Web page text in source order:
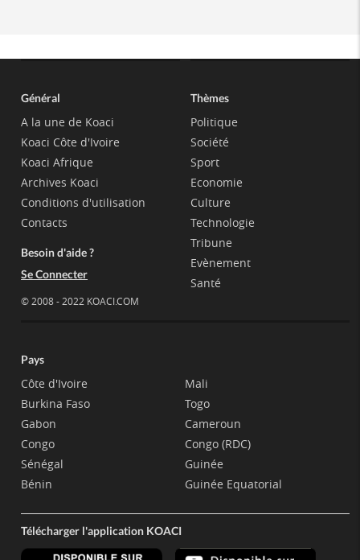
Général
A la une de Koaci
Koaci Côte d'Ivoire
Koaci Afrique
Archives Koaci
Conditions d'utilisation
Contacts
Besoin d'aide ?
Se Connecter
© 2008 - 2022 KOACI.COM
Thèmes
Politique
Société
Sport
Economie
Culture
Technologie
Tribune
Evènement
Santé
Pays
Côte d'Ivoire
Burkina Faso
Gabon
Congo
Sénégal
Bénin
Mali
Togo
Cameroun
Congo (RDC)
Guinée
Guinée Equatorial
Télécharger l'application KOACI